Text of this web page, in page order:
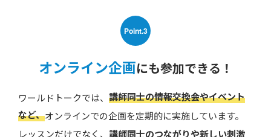
Point.3
オンライン企画にも参加できる！
ワールドトークでは、 講師同士の情報交換会やイベント
など、オンラインでの企画を定期的に実施しています。
レッスンだけでなく、 講師同士のつながりや新しい刺激